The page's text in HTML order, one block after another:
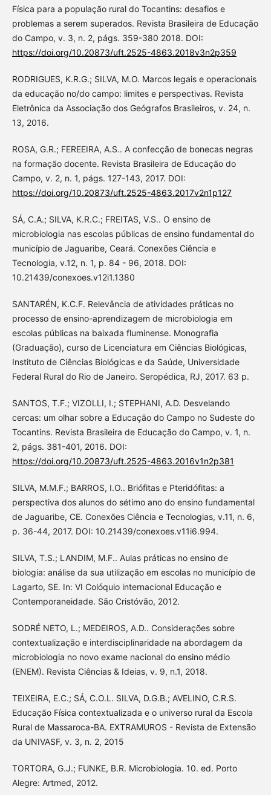
Física para a população rural do Tocantins: desafios e
problemas a serem superados. Revista Brasileira de Educação
do Campo, v. 3, n. 2, págs. 359-380 2018. DOI:
https://doi.org/10.20873/uft.2525-4863.2018v3n2p359
RODRIGUES, K.R.G.; SILVA, M.O. Marcos legais e operacionais
da educação no/do campo: limites e perspectivas. Revista
Eletrônica da Associação dos Geógrafos Brasileiros, v. 24, n.
13, 2016.
ROSA, G.R.; FEREEIRA, A.S.. A confecção de bonecas negras
na formação docente. Revista Brasileira de Educação do
Campo, v. 2, n. 1, págs. 127-143, 2017. DOI:
https://doi.org/10.20873/uft.2525-4863.2017v2n1p127
SÁ, C.A.; SILVA, K.R.C.; FREITAS, V.S.. O ensino de
microbiologia nas escolas públicas de ensino fundamental do
município de Jaguaribe, Ceará. Conexões Ciência e
Tecnologia, v.12, n. 1, p. 84 - 96, 2018. DOI:
10.21439/conexoes.v12i1.1380
SANTARÉN, K.C.F. Relevância de atividades práticas no
processo de ensino-aprendizagem de microbiologia em
escolas públicas na baixada fluminense. Monografia
(Graduação), curso de Licenciatura em Ciências Biológicas,
Instituto de Ciências Biológicas e da Saúde, Universidade
Federal Rural do Rio de Janeiro. Seropédica, RJ, 2017. 63 p.
SANTOS, T.F.; VIZOLLI, I.; STEPHANI, A.D. Desvelando
cercas: um olhar sobre a Educação do Campo no Sudeste do
Tocantins. Revista Brasileira de Educação do Campo, v. 1, n.
2, págs. 381-401, 2016. DOI:
https://doi.org/10.20873/uft.2525-4863.2016v1n2p381
SILVA, M.M.F.; BARROS, I.O.. Briófitas e Pteridófitas: a
perspectiva dos alunos do sétimo ano do ensino fundamental
de Jaguaribe, CE. Conexões Ciência e Tecnologias, v.11, n. 6,
p. 36-44, 2017. DOI: 10.21439/conexoes.v11i6.994.
SILVA, T.S.; LANDIM, M.F.. Aulas práticas no ensino de
biologia: análise da sua utilização em escolas no município de
Lagarto, SE. In: VI Colóquio internacional Educação e
Contemporaneidade. São Cristóvão, 2012.
SODRÉ NETO, L.; MEDEIROS, A.D.. Considerações sobre
contextualização e interdisciplinaridade na abordagem da
microbiologia no novo exame nacional do ensino médio
(ENEM). Revista Ciências & Ideias, v. 9, n.1, 2018.
TEIXEIRA, E.C.; SÁ, C.O.L. SILVA, D.G.B.; AVELINO, C.R.S.
Educação Física contextualizada e o universo rural da Escola
Rural de Massaroca-BA. EXTRAMUROS - Revista de Extensão
da UNIVASF, v. 3, n. 2, 2015
TORTORA, G.J.; FUNKE, B.R. Microbiologia. 10. ed. Porto
Alegre: Artmed, 2012.